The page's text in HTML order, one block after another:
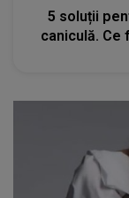
5 soluții
caniculă. Ce